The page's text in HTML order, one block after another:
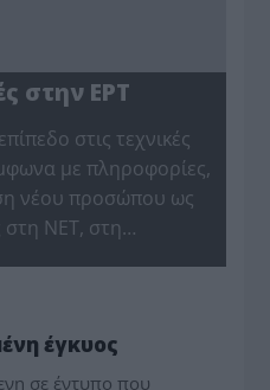
στην ΕΡΤ
στις τεχνικές
με πληροφορίες,
νέου προσώπου ως
στη ΝΕΤ, στη…
έγκυος
σε έντυπο που